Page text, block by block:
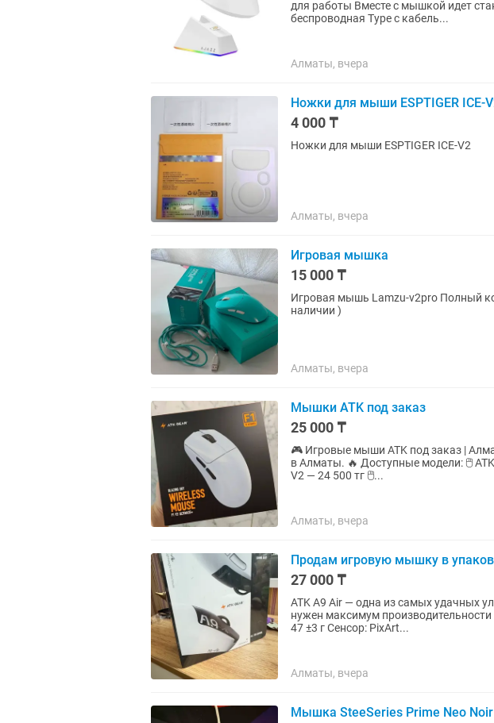
для работы Вместе с мышкой идет станция для зарядки мышки игровая мышь, проводная/
беспроводная Type c кабель...
Алматы, вчера
Ножки для мыши ESPTIGER ICE-
4 000 ₸
Ножки для мыши ESPTIGER ICE-V2
Алматы, вчера
Игровая мышка
15 000 ₸
Игровая мышь Lamzu-v2pro Полный комплект, на месте любые проверки 15 000 тг/шт ( 8 шт в
наличии )
Алматы, вчера
Мышки ATK под заказ
25 000 ₸
🎮 Игровые мыши ATK под заказ | Алматы Продаю современные игровые мыши ATK
в Алматы. 🔥 Доступные модели: 🖱 ATK A9 Air Plus — 25 000 тг 🖱 ATK F1 V3 — 25 500 тг 🖱 ATK F1
V2 — 24 500 тг 🖱...
Алматы, вчера
Продам игровую мышку в
27 000 ₸
ATK A9 Air — одна из самых удачных
нужен максимум производительности при минимальном
47 ±3 г Сенсор: PixArt...
Алматы, вчера
Мышка SteeSeries Prime Neo